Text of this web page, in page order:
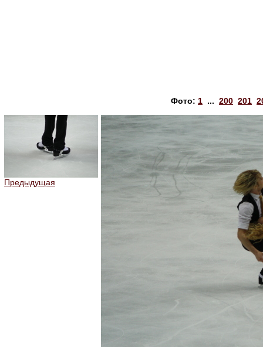
Фото: 1 ... 200 201
Предыдущая